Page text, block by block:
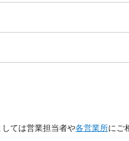
ては営業担当者や各営業所にご